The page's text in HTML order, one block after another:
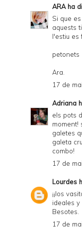
ARAha
Si que
aquests
l'estiu es
petonets
Ara.
17 de
Adriana
els pots
moment!
galetes
galeta
combo!
17 de
Lourdes
¡¡los
ideales y
Besotes.
17 de